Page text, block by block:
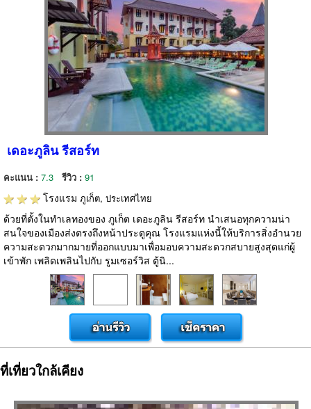
เดอะภูลิน รีสอร์ท
คะแนน : 7.3 รีวิว : 91
โรงแรม ภูเก็ต, ประเทศไทย
ด้วยที่ตั้งในทำเลทองของ ภูเก็ต เดอะภูลิน รีสอร์ท นำเสนอทุกความน่า
สนใจของเมืองส่งตรงถึงหน้าประตูคุณ โรงแรมแห่งนี้ให้บริการสิ่งอำนวย
ความสะดวกมากมายที่ออกแบบมาเพื่อมอบความสะดวกสบายสูงสุดแก่ผู้
เข้าพัก เพลิดเพลินไปกับ รูมเซอร์วิส ตู้นิ...
ที่เที่ยวใกล้เคียง